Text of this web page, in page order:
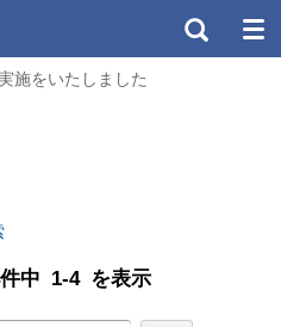
施をいたしました
中 1-4 を表示